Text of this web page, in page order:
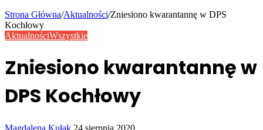
Strona Główna/Aktualności/Zniesiono kwarantannę w DPS
Kochłowy
AktualnościWszystkie
Zniesiono kwarantannę w
DPS Kochłowy
Magdalena Kułak Send
24 sierpnia 2020